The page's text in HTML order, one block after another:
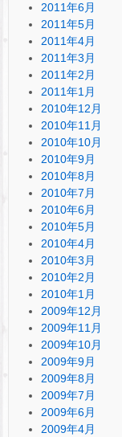
2011年6月
2011年5月
2011年4月
2011年3月
2011年2月
2011年1月
2010年12月
2010年11月
2010年10月
2010年9月
2010年8月
2010年7月
2010年6月
2010年5月
2010年4月
2010年3月
2010年2月
2010年1月
2009年12月
2009年11月
2009年10月
2009年9月
2009年8月
2009年7月
2009年6月
2009年4月